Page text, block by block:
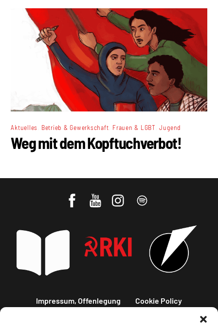
Aktuelles Betrieb & Gewerkschaft Frauen & LGBT ,Jugend
Weg mit dem Kopftuchverbot!
Impressum, Offenlegung Cookie Policy